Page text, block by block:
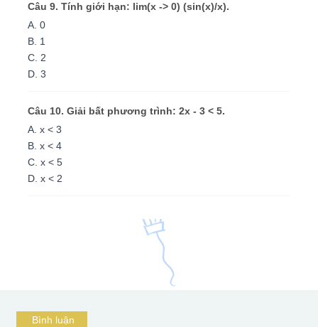
Câu 9. Tính giới hạn: lim(x -> 0) (sin(x)/x).
A. 0
B. 1
C. 2
D. 3
Câu 10. Giải bất phương trình: 2x - 3 < 5.
A. x < 3
B. x < 4
C. x < 5
D. x < 2
Bình luận